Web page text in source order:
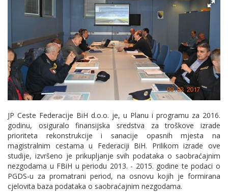
JP Ceste Federacije BiH d.o.o. je, u Planu i programu za 2016.
godinu, osiguralo finansijska sredstva za troškove izrade
prioriteta rekonstrukcije i sanacije opasnih mjesta na
magistralnim cestama u Federaciji BiH. Prilikom izrade ove
studije, izvršeno je prikupljanje svih podataka o saobraćajnim
nezgodama u FBiH u periodu 2013. - 2015. godine te podaci o
PGDS-u za promatrani period, na osnovu kojih je formirana
cjelovita baza podataka o saobraćajnim nezgodama.